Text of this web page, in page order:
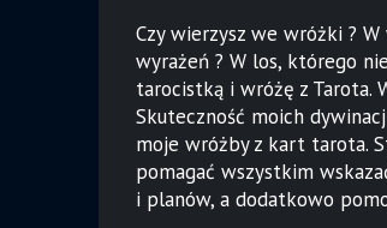
Czy wierzysz we wróżki ?
wyrażeń ? W los, którego
tarocistką i wróżę z Tarota.
Skuteczność moich
moje wróżby z kart tarota.
pomagać wszystkim
i planów, a dodatkowo